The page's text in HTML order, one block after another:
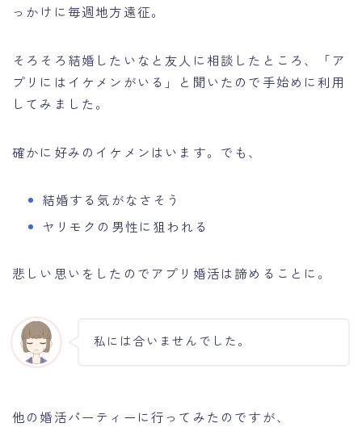
っかけに毎週地方遠征。
そろそろ結婚したいなと友人に相談したところ、「ア
プリにはイケメンがいる」と聞いたので手始めに利用
してみました。
確かに好みのイケメンはいます。でも、
結婚する気がなさそう
ヤリモクの男性に狙われる
悲しい思いをしたのでアプリ婚活は諦めることに。
私には合いませんでした。
他の婚活パーティーに行ってみたのですが、